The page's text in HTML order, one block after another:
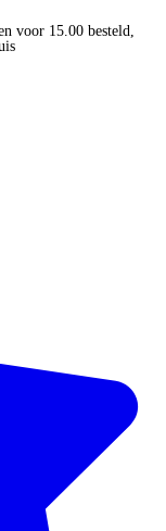
voor 15.00 besteld,